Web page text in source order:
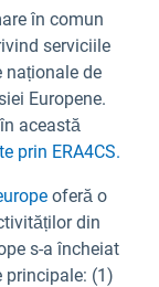
în comun
serviciile
naționale de
Europene.
această
prin ERA4CS.
oferă o
din
s-a încheiat
principale: (1)